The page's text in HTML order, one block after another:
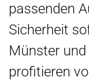
passenden
Sicherheit
Münster und
profitieren